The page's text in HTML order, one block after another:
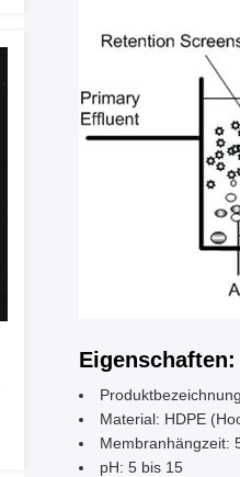
Eigenschaften:
Material: HDPE
Membranhängzeit:
pH: 5 bis 15